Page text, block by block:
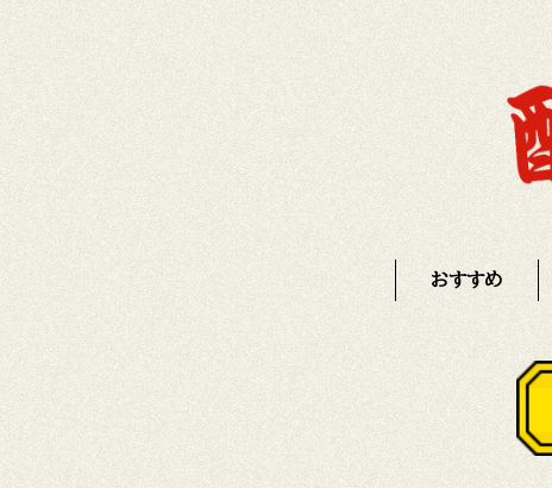
おすすめ